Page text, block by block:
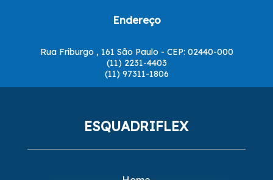
Endereço
Rua Friburgo , 161 São Paulo - CEP: 02440-000
(11) 2231-4403
(11) 97311-1806
ESQUADRIFLEX